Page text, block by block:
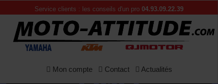
Service clients : les conseils d'un pro 04.93.09.22.39
Mon compte Contact Actualités